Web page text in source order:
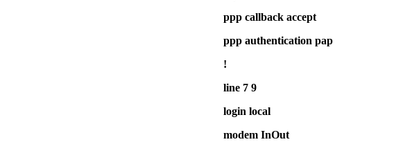
ppp callback accept
ppp authentication pap
!
line 7 9
login local
modem InOut